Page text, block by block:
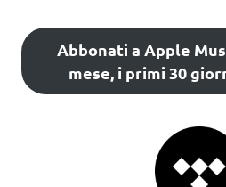
Abbonati a Apple
mese, i primi 30